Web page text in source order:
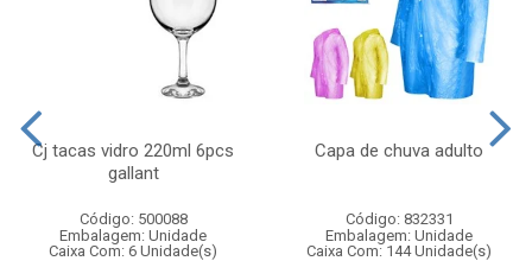
Cj tacas vidro 220ml 6pcs
gallant
Código: 500088
Embalagem: Unidade
Caixa Com: 6 Unidade(s)
Capa de chuva adulto
Código: 832331
Embalagem: Unidade
Caixa Com: 144 Unidade(s)